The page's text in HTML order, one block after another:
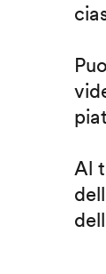
Al